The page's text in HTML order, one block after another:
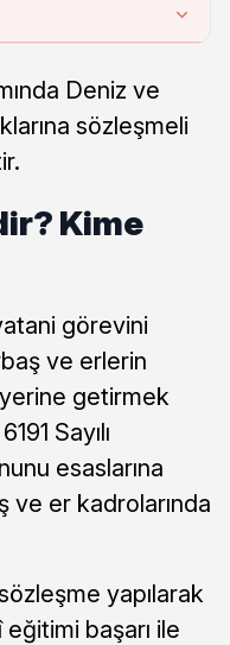
Deniz ve
sözleşmeli
Kime
görevini
ve erlerin
getirmek
Sayılı
esaslarına
ve er kadrolarında
yapılarak
eğitimi başarı ile